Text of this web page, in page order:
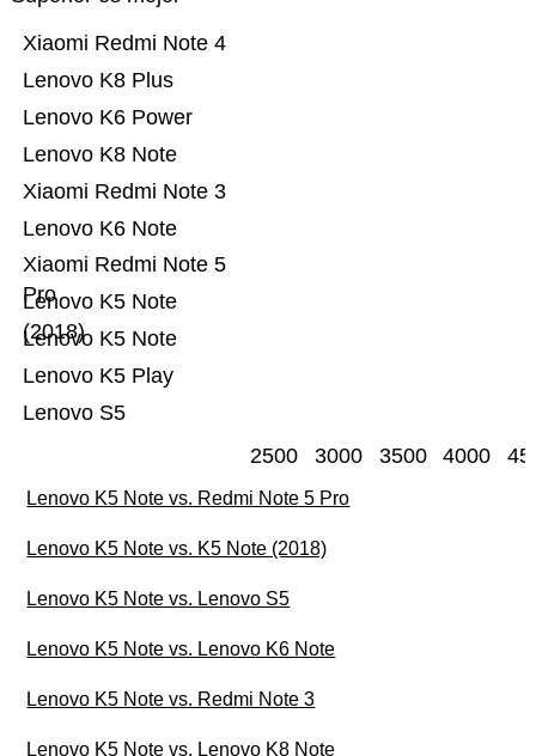
Lenovo S5
Lenovo K5 Play
Lenovo K5 Note
Lenovo K5 Note
(2018)
Xiaomi Redmi Note 5
Pro
Lenovo K6 Note
Xiaomi Redmi Note 3
Lenovo K8 Note
Lenovo K6 Power
Lenovo K8 Plus
Xiaomi Redmi Note 4
2500 3000 3500 4000
Lenovo K5 Note vs. Redmi Note 5 Pro
Lenovo K5 Note vs. K5 Note (2018)
Lenovo K5 Note vs. Lenovo S5
Lenovo K5 Note vs. Lenovo K6 Note
Lenovo K5 Note vs. Redmi Note 3
Lenovo K5 Note vs. Lenovo K8 Note